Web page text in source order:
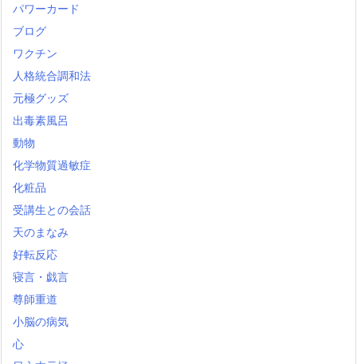
パワーカード
ブログ
ワクチン
人格統合調和法
元極グッズ
出毒素風呂
動物
化学物質過敏症
化粧品
受講生との会話
天のまなみ
好転反応
寝言・戯言
尊師重道
小脳の病気
心